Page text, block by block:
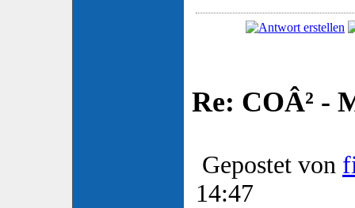
Re: COÂ² -
Gepostet von
14:47